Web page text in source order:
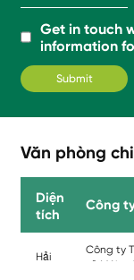
Get in touch
information
Văn phòng
Diện
tích
Công
Hải
Công ty
vệ Môi